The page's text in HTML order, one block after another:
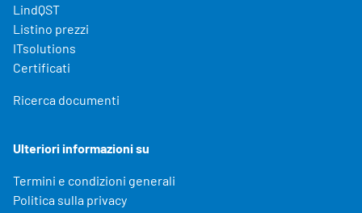
LindQST
Listino prezzi
ITsolutions
Certificati
Ricerca documenti
Ulteriori informazioni su
Termini e condizioni generali
Politica sulla privacy